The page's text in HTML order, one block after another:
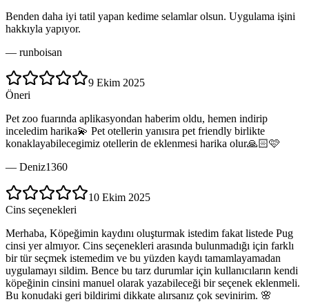
Benden daha iyi tatil yapan kedime selamlar olsun. Uygulama işini
hakkıyla yapıyor.
— runboisan
9 Ekim 2025
Öneri
Pet zoo fuarında aplikasyondan haberim oldu, hemen indirip
inceledim harika💫 Pet otellerin yanısıra pet friendly birlikte
konaklayabilecegimiz otellerin de eklenmesi harika olur🙏🏻🩷
— Deniz1360
10 Ekim 2025
Cins seçenekleri
Merhaba, Köpeğimin kaydını oluşturmak istedim fakat listede Pug
cinsi yer almıyor. Cins seçenekleri arasında bulunmadığı için farklı
bir tür seçmek istemedim ve bu yüzden kaydı tamamlayamadan
uygulamayı sildim. Bence bu tarz durumlar için kullanıcıların kendi
köpeğinin cinsini manuel olarak yazabileceği bir seçenek eklenmeli.
Bu konudaki geri bildirimi dikkate alırsanız çok sevinirim. 🌸